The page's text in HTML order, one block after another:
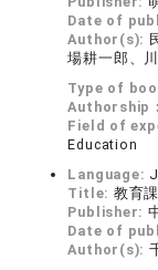
Date of
Author(s):
場耕一郎、
Type of
Authorship：
Field of
Education
Language:
Title: 教育
Publisher:
Date of
Author(s):